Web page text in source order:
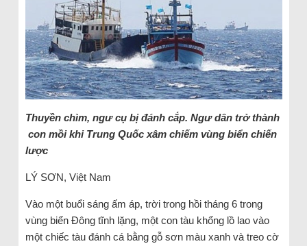
Thuyền chìm, ngư cụ bị đánh cắp. Ngư dân trở thành
con mồi khi Trung Quốc xâm chiếm vùng biển chiến
lược
LÝ SƠN, Việt Nam
Vào một buổi sáng ấm áp, trời trong hồi tháng 6 trong
vùng biển Đông tĩnh lặng, một con tàu khổng lồ lao vào
một chiếc tàu đánh cá bằng gỗ sơn màu xanh và treo cờ